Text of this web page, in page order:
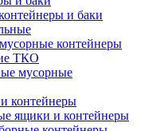
и баки
контейнеры
ТКО
мусорные
контейнеры
ящики и контейнеры